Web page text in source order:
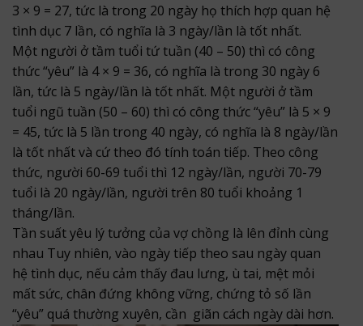
3 × 9 = 27, tức là trong 20 ngày họ thích hợp quan hệ
tình dục 7 lần, có nghĩa là 3 ngày/lần là tốt nhất.
Một người ở tầm tuổi tứ tuần (40 – 50) thì có công
thức “yêu” là 4 × 9 = 36, có nghĩa là trong 30 ngày 6
lần, tức là 5 ngày/lần là tốt nhất. Một người ở tầm
tuổi ngũ tuần (50 – 60) thì có công thức “yêu” là 5 × 9
= 45, tức là 5 lần trong 40 ngày, có nghĩa là 8 ngày/lần
là tốt nhất và cứ theo đó tính toán tiếp. Theo công
thức, người 60-69 tuổi thì 12 ngày/lần, người 70-79
tuổi là 20 ngày/lần, người trên 80 tuổi khoảng 1
tháng/lần.
Tần suất yêu lý tưởng của vợ chồng là lên đỉnh cùng
nhau Tuy nhiên, vào ngày tiếp theo sau ngày quan
hệ tình dục, nếu cảm thấy đau lưng, ù tai, mệt mỏi
mất sức, chân đứng không vững, chứng tỏ số lần
“yêu” quá thường xuyên, cần giãn cách ngày dài hơn.